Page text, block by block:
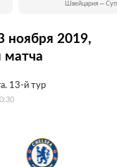
Швейцария —
ноября 2019,
матча
13-й тур